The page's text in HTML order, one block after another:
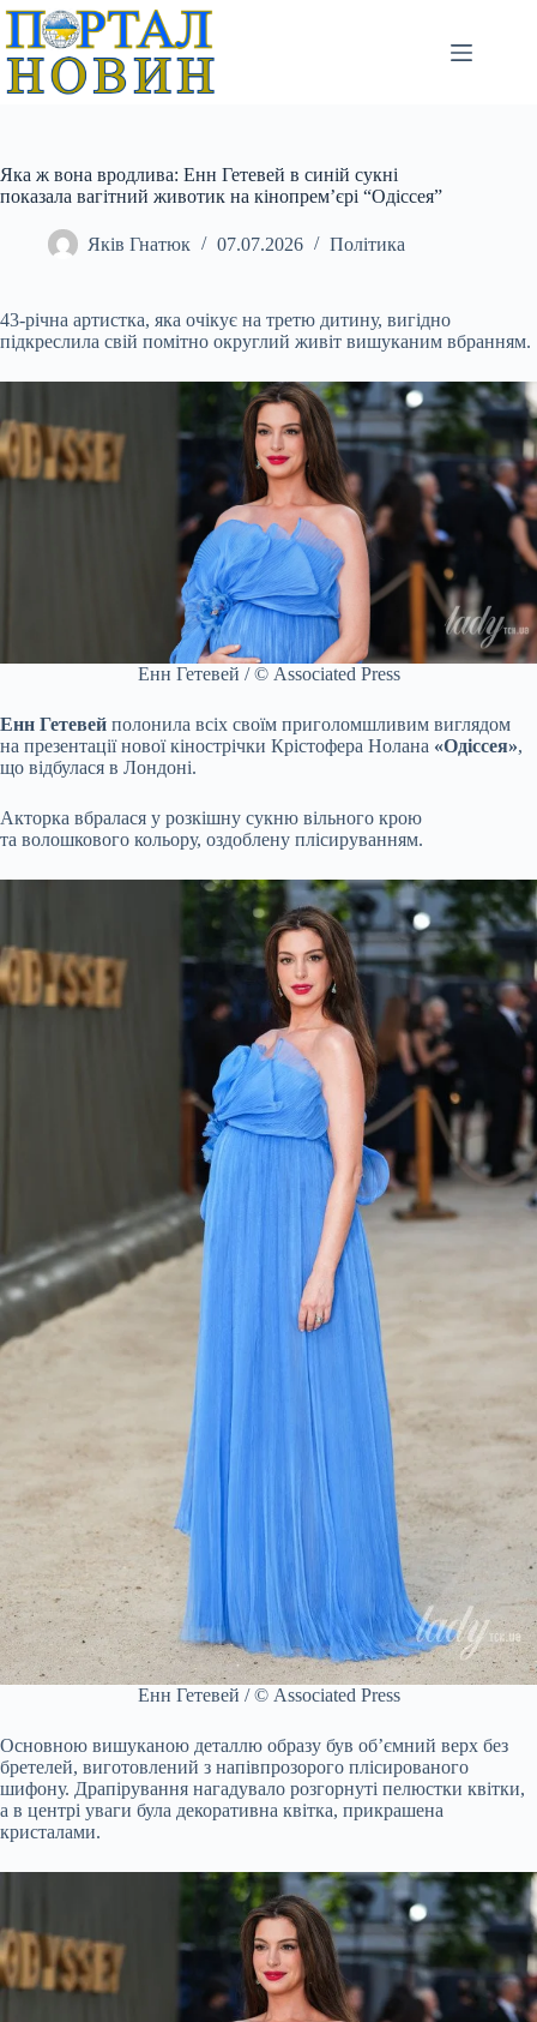
Перейти
вмісту
Яка ж вона вродлива: Енн Гетевей в синій сукні
показала вагітний животик на кінопрем’єрі “Одіссея”
Яків Гнатюк 07.07.2026 Політика
43-річна артистка, яка очікує на третю дитину, вигідно
підкреслила свій помітно округлий живіт вишуканим вбранням.
Енн Гетевей / © Associated Press
Енн Гетевей полонила всіх своїм приголомшливим виглядом
на презентації нової кінострічки Крістофера Нолана «Одіссея»,
що відбулася в Лондоні.
Акторка вбралася у розкішну сукню вільного крою
та волошкового кольору, оздоблену плісируванням.
Енн Гетевей / © Associated Press
Основною вишуканою деталлю образу був об’ємний верх без
бретелей, виготовлений з напівпрозорого плісированого
шифону. Драпірування нагадувало розгорнуті пелюстки квітки,
а в центрі уваги була декоративна квітка, прикрашена
кристалами.